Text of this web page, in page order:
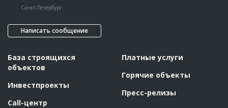
Санкт-Петербург
Написать сообщение
База строящихся
объектов
Инвестпроекты
Call-центр
Платные услуги
Горячие объекты
Пресс-релизы